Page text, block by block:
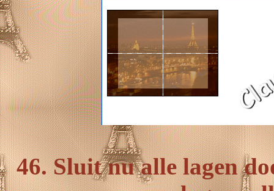
46. Sluit nu alle lagen